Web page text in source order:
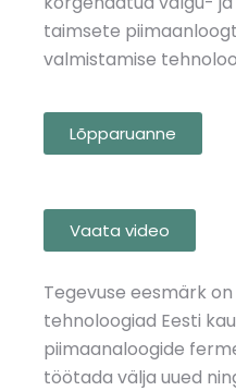
taimsete
valmistamise
Lõpparuanne
Vaata video
Tegevuse eesmärk
tehnoloogiad Eesti
piimaanaloogide
töötada välja uued